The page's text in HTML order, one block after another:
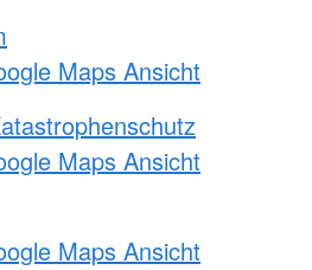
Maps Ansicht
Maps Ansicht
Maps Ansicht